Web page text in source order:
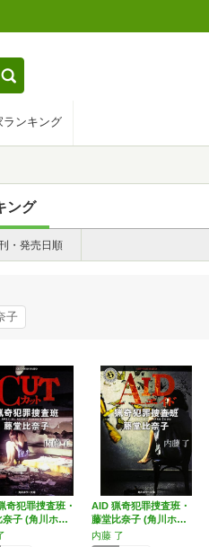
ランキング
ング
・発売日順
子
奇犯罪捜査班・
奈子 (角川ホ…
AID 猟奇犯罪捜査班・
藤堂比奈子 (角川ホ…
内藤 了